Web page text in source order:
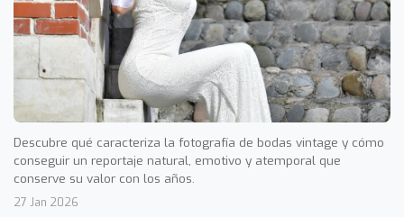
Descubre qué caracteriza la fotografía de bodas vintage y cómo
conseguir un reportaje natural, emotivo y atemporal que
conserve su valor con los años.
27 Jan 2026